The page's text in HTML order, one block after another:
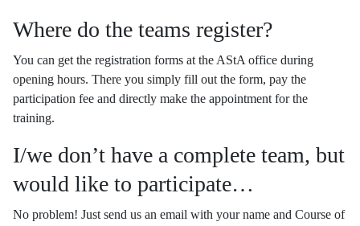
Where do the teams register?
You can get the registration forms at the AStA office during
opening hours. There you simply fill out the form, pay the
participation fee and directly make the appointment for the
training.
I/we don’t have a complete team, but
would like to participate…
No problem! Just send us an email with your name and Course of